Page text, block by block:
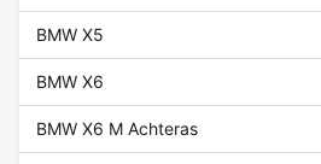
BMW X5
BMW X6
BMW X6 M Achteras